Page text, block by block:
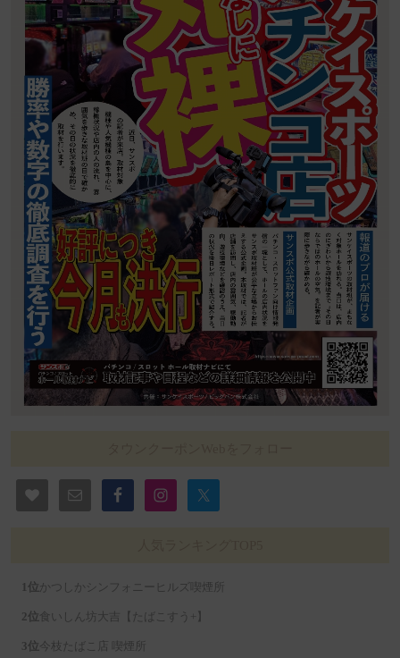
かつしかシンフォニーヒルズ喫煙所
食いしん坊大吉【たばこすう+】
今枝たばこ店 喫煙所